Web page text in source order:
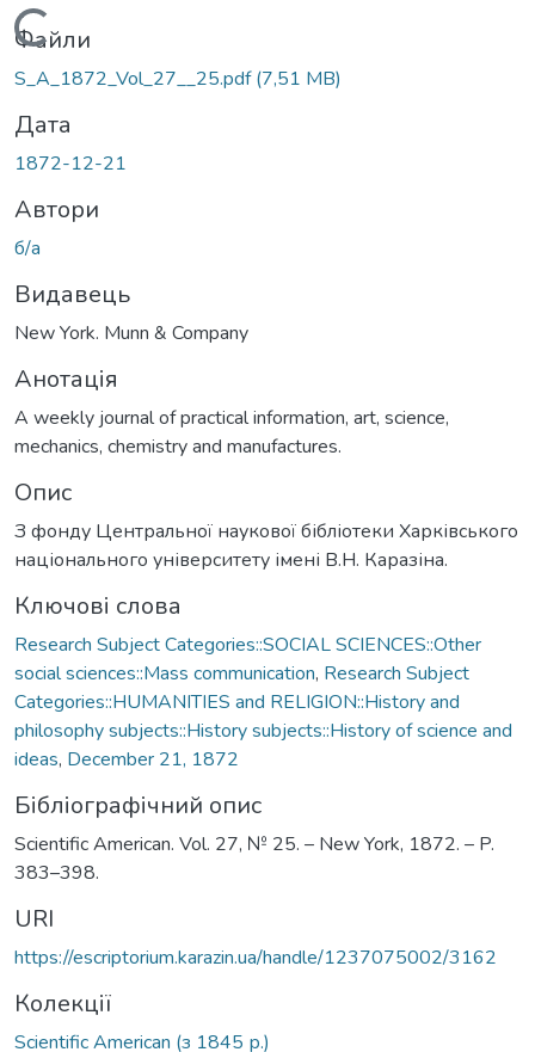
Вантажиться...
Файли
S_A_1872_Vol_27__25.pdf(7,51 MB)
Дата
1872-12-21
Автори
б/а
Видавець
New York. Munn & Company
Анотація
A weekly journal of practical information, art, science,
mechanics, chemistry and manufactures.
Опис
З фонду Центральної наукової бібліотеки Харківського
національного університету імені В.Н. Каразіна.
Ключові слова
Research Subject Categories::SOCIAL SCIENCES::Other
social sciences::Mass communication, Research Subject
Categories::HUMANITIES and RELIGION::History and
philosophy subjects::History subjects::History of science and
ideas, December 21, 1872
Бібліографічний опис
Scientific American. Vol. 27, № 25. – New York, 1872. – P.
383–398.
URI
https://escriptorium.karazin.ua/handle/1237075002/3162
Колекції
Scientific American (з 1845 р.)